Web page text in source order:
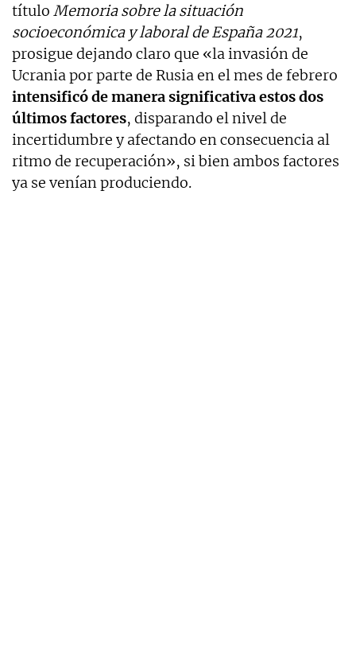
título Memoria sobre la situación
socioeconómica y laboral de España 2021,
prosigue dejando claro que «la invasión de
Ucrania por parte de Rusia en el mes de febrero
intensificó de manera significativa estos dos
últimos factores, disparando el nivel de
incertidumbre y afectando en consecuencia al
ritmo de recuperación», si bien ambos factores
ya se venían produciendo.